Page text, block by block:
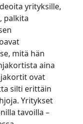
yrityksille,
palkita
mitä hän
aina
ovat
silti erittäin
Yritykset
tavoilla –